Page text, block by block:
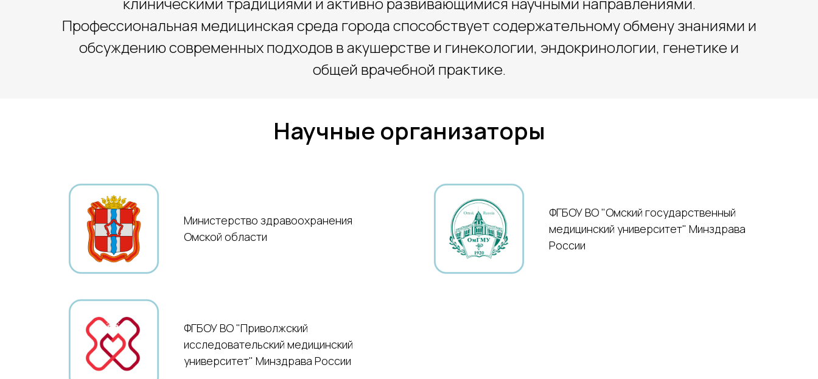
Профессиональная медицинская среда города способствует содержательному обмену знаниями и
обсуждению современных подходов в акушерстве и гинекологии, эндокринологии, генетике и
общей врачебной практике.
Научные организаторы
Министерство здравоохранения
Омской области
ФГБОУ ВО "Омский государственный
медицинский университет" Минздрава
России
ФГБОУ ВО "Приволжский
исследовательский медицинский
университет" Минздрава России